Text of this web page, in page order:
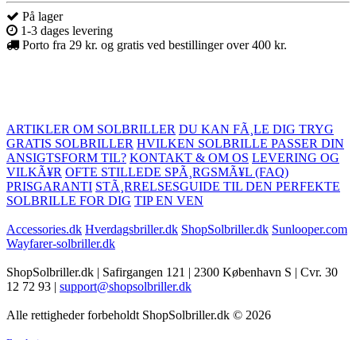
På lager
1-3 dages levering
Porto fra 29 kr. og gratis ved bestillinger over 400 kr.
ARTIKLER OM SOLBRILLER DU KAN FÃ¸LE DIG TRYG
GRATIS SOLBRILLER HVILKEN SOLBRILLE PASSER DIN
ANSIGTSFORM TIL? KONTAKT & OM OS LEVERING OG
VILKÃ¥R OFTE STILLEDE SPÃ¸RGSMÃ¥L (FAQ)
PRISGARANTI STÃ¸RRELSESGUIDE TIL DEN PERFEKTE
SOLBRILLE FOR DIG TIP EN VEN
Accessories.dk Hverdagsbriller.dk ShopSolbriller.dk Sunlooper.com
Wayfarer-solbriller.dk
ShopSolbriller.dk | Safirgangen 121 | 2300 København S | Cvr. 30
12 72 93 | support@shopsolbriller.dk
Alle rettigheder forbeholdt ShopSolbriller.dk © 2026